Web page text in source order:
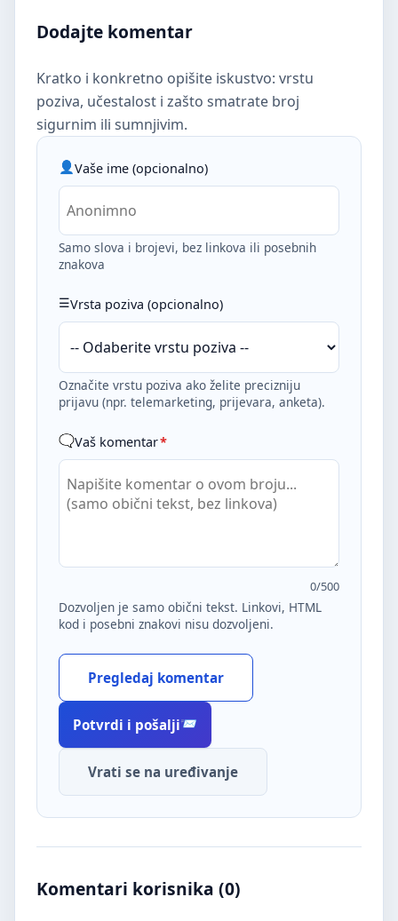
Dodajte komentar
Kratko i konkretno opišite iskustvo: vrstu
poziva, učestalost i zašto smatrate broj
sigurnim ili sumnjivim.
Vaše ime (opcionalno)
Samo slova i brojevi, bez linkova ili posebnih
znakova
Vrsta poziva (opcionalno)
Označite vrstu poziva ako želite precizniju
prijavu (npr. telemarketing, prijevara, anketa).
Vaš komentar*
0/500
Dozvoljen je samo obični tekst. Linkovi, HTML
kod i posebni znakovi nisu dozvoljeni.
Pregledaj komentar
Potvrdi i pošalji
Vrati se na uređivanje
Komentari korisnika (0)